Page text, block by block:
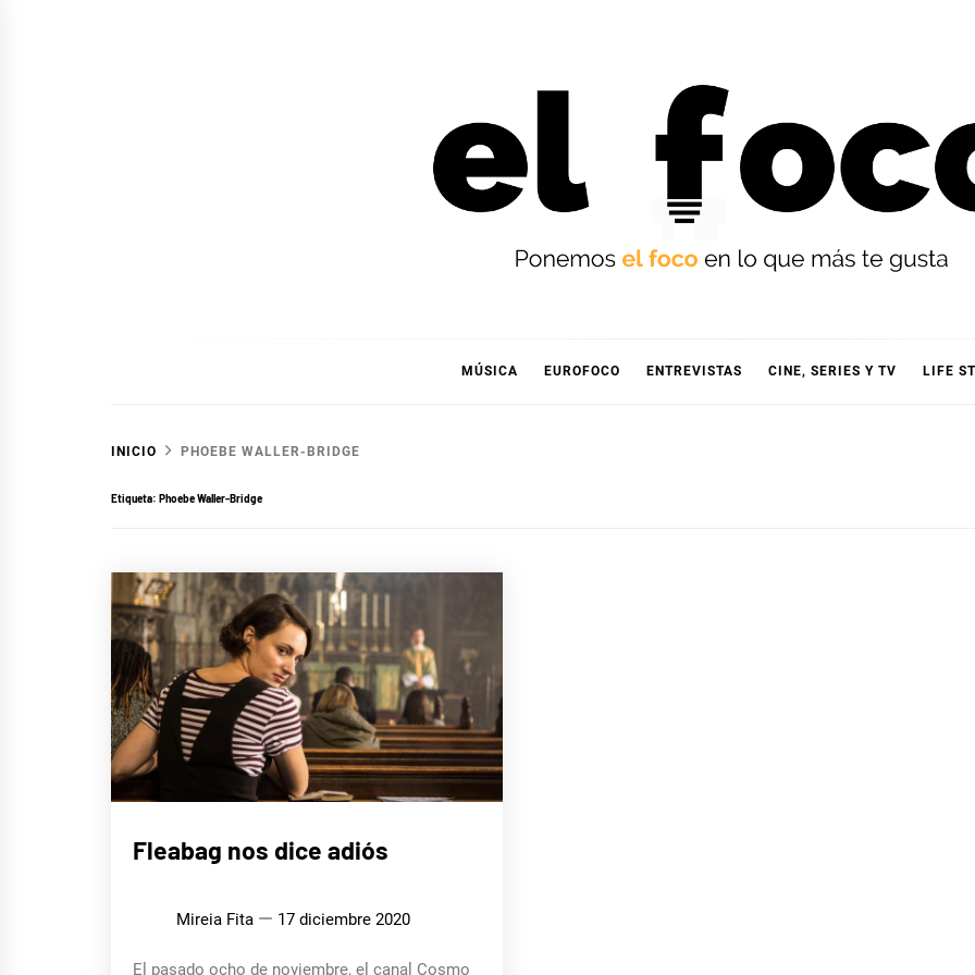
EL FOCO
MÚSICA EUROFOCO ENTREVISTAS CINE, SERIES Y TV LIFE
INICIO PHOEBE WALLER-BRIDGE
Etiqueta: Phoebe Waller-Bridge
SERIES
Y TV
Fleabag nos dice adiós
Mireia Fita 17 diciembre 2020
El pasado ocho de noviembre, el canal Cosmo